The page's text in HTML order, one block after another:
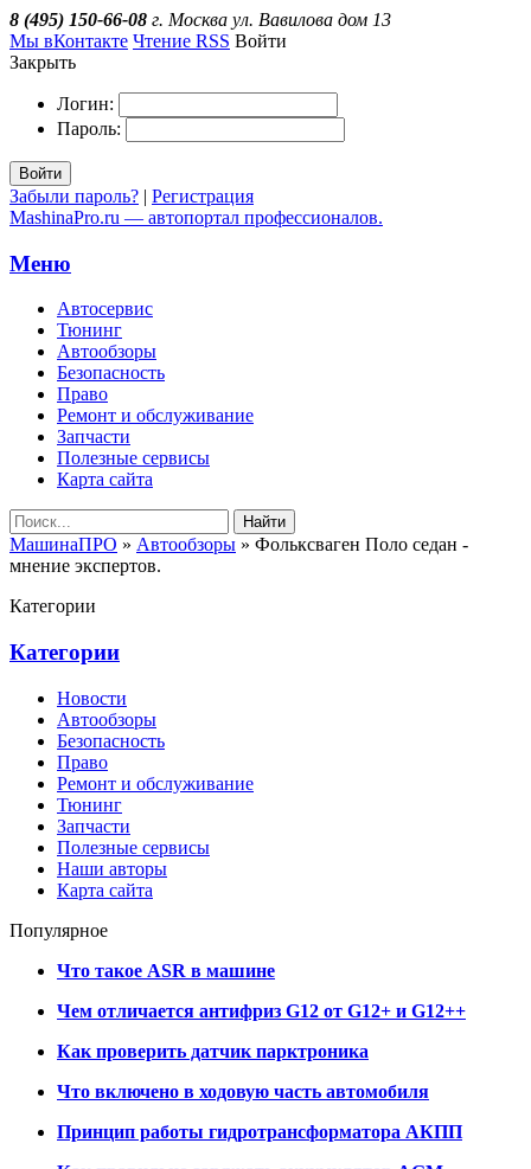
8 (495) 150-66-08 г. Москва ул. Вавилова дом 13
Мы вКонтакте Чтение RSS Войти
Закрыть
Логин:
Пароль:
Войти
Забыли пароль? | Регистрация
MashinaPro.ru — автопортал профессионалов.
Меню
Автосервис
Тюнинг
Автообзоры
Безопасность
Право
Ремонт и обслуживание
Запчасти
Полезные сервисы
Карта сайта
Найти
МашинаПРО » Автообзоры » Фольксваген Поло седан -
мнение экспертов.
Категории
Категории
Новости
Автообзоры
Безопасность
Право
Ремонт и обслуживание
Тюнинг
Запчасти
Полезные сервисы
Наши авторы
Карта сайта
Популярное
Что такое ASR в машине
Чем отличается антифриз G12 от G12+ и G12++
Как проверить датчик парктроника
Что включено в ходовую часть автомобиля
Принцип работы гидротрансформатора АКПП